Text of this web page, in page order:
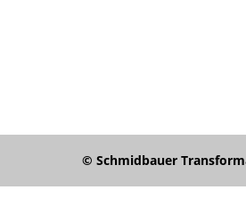
© Schmidbauer